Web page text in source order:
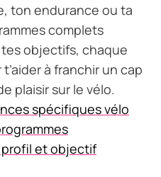
ton endurance ou ta
complets
objectifs, chaque
à franchir un cap
plaisir sur le vélo.
spécifiques vélo
profil et objectif